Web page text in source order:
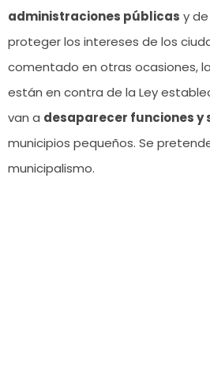
administraciones públicas y
proteger los intereses de los
comentado en otras ocasiones,
están en contra de la Ley
van a desaparecer funciones y
municipios pequeños. Se
municipalismo.